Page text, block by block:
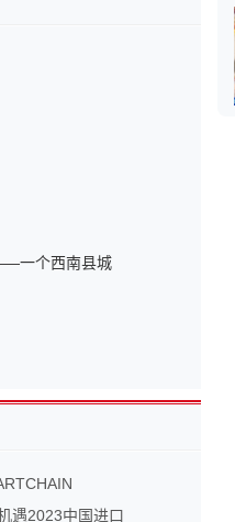
一个西南县城
遇2023中国进口